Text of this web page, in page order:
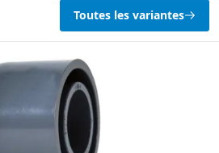
Toutes les variantes